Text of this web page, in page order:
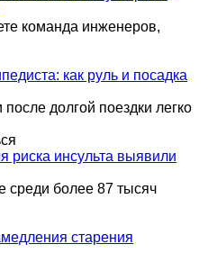
команда инженеров,
как руль и посадка
долгой поездки легко
риска инсульта выявили
среди более 87 тысяч
старения